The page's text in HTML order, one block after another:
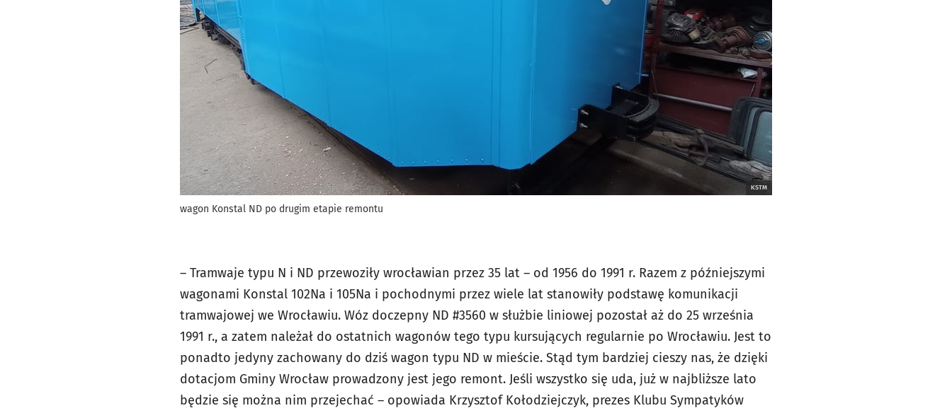
KSTM
wagon Konstal ND po drugim etapie remontu
– Tramwaje typu N i ND przewoziły wrocławian przez 35 lat – od 1956 do 1991 r. Razem z późniejszymi
wagonami Konstal 102Na i 105Na i pochodnymi przez wiele lat stanowiły podstawę komunikacji
tramwajowej we Wrocławiu. Wóz doczepny ND #3560 w służbie liniowej pozostał aż do 25 września
1991 r., a zatem należał do ostatnich wagonów tego typu kursujących regularnie po Wrocławiu. Jest to
ponadto jedyny zachowany do dziś wagon typu ND w mieście. Stąd tym bardziej cieszy nas, że dzięki
dotacjom Gminy Wrocław prowadzony jest jego remont. Jeśli wszystko się uda, już w najbliższe lato
będzie się można nim przejechać – opowiada Krzysztof Kołodziejczyk, prezes Klubu Sympatyków